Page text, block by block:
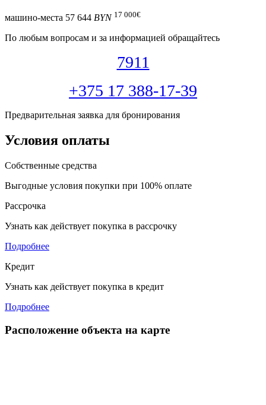
машино-места 57 644 BYN 17 000€
По любым вопросам и за информацией обращайтесь
7911
+375 17 388-17-39
Предварительная заявка для бронирования
Условия оплаты
Собственные средства
Выгодные условия покупки при 100% оплате
Рассрочка
Узнать как действует покупка в рассрочку
Подробнее
Кредит
Узнать как действует покупка в кредит
Подробнее
Расположение объекта на карте